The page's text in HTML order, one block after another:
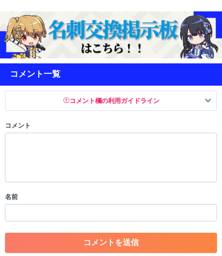
コメント一覧
コメント欄の利用ガイドライン
以下の書き込みを禁止とし、場合によってはコメント削除や書き込み制
・一度削除された投稿を再び投稿すること
・アカウントの売買など金銭が絡む内容の投稿
・各ゲームのネタバレを含む内容の投稿
・その他、管理者が不適切と判断した投稿
コメント
名前